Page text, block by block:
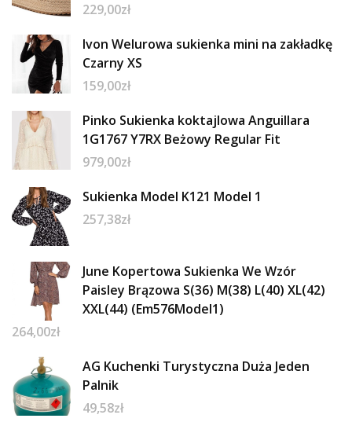
229,00zł
Ivon Welurowa sukienka mini na zakładkę
Czarny XS
159,00zł
Pinko Sukienka koktajlowa Anguillara
1G1767 Y7RX Beżowy Regular Fit
979,00zł
Sukienka Model K121 Model 1
257,38zł
June Kopertowa Sukienka We Wzór
Paisley Brązowa S(36) M(38) L(40) XL(42)
XXL(44) (Em576Model1)
264,00zł
AG Kuchenki Turystyczna Duża Jeden
Palnik
49,58zł